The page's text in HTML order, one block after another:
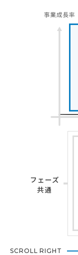
フェーズ
共通
SCROLL RIGHT